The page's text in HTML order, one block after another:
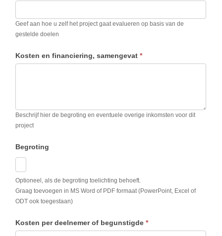
Geef aan hoe u zelf het project gaat evalueren op basis van de
gestelde doelen
Kosten en financiering, samengevat*
Beschrijf hier de begroting en eventuele overige inkomsten voor dit
project
Begroting
Optioneel, als de begroting toelichting behoeft.
Graag toevoegen in MS Word of PDF formaat (PowerPoint, Excel of
ODT ook toegestaan)
Kosten per deelnemer of begunstigde*